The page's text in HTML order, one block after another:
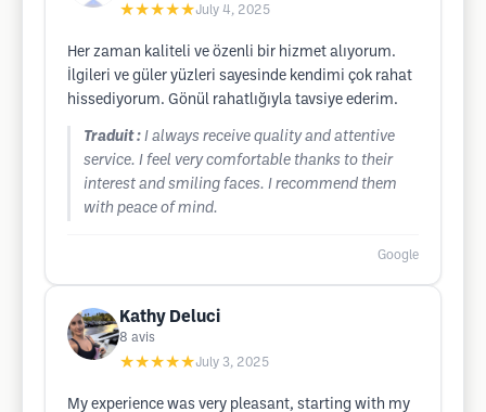
★★★★★July 4, 2025
Her zaman kaliteli ve özenli bir hizmet alıyorum.
İlgileri ve güler yüzleri sayesinde kendimi çok rahat
hissediyorum. Gönül rahatlığıyla tavsiye ederim.
Traduit : I always receive quality and attentive
service. I feel very comfortable thanks to their
interest and smiling faces. I recommend them
with peace of mind.
Google
Kathy Deluci
8 avis
★★★★★July 3, 2025
My experience was very pleasant, starting with my